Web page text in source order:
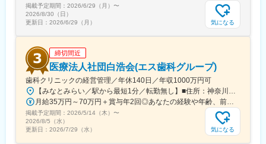
掲載予定期間： 2026/6/29（月） 〜
2026/8/30（日）
更新日： 2026/6/29（月） 気になる
締切間近
医療法人社団白浩会(エス歯科グループ)
歯科クリニックの経営管理／年休140日／年収1000万円可
【みなとみらい／駅から最短1分／転勤無し】■住所：神奈川県横浜市西区高島1-2-5 横濱ゲートタワー1F■アクセス：新高島駅から徒歩1分、横浜駅から徒歩3分◎受動喫煙対策あり：屋内全面禁煙
月給35万円～70万円＋賞与年2回◎あなたの経験や年齢、前職の給与などを考慮し決定します。
掲載予定期間： 2026/5/14（木） 〜
2026/8/5（水）
更新日： 2026/7/29（水） 気になる